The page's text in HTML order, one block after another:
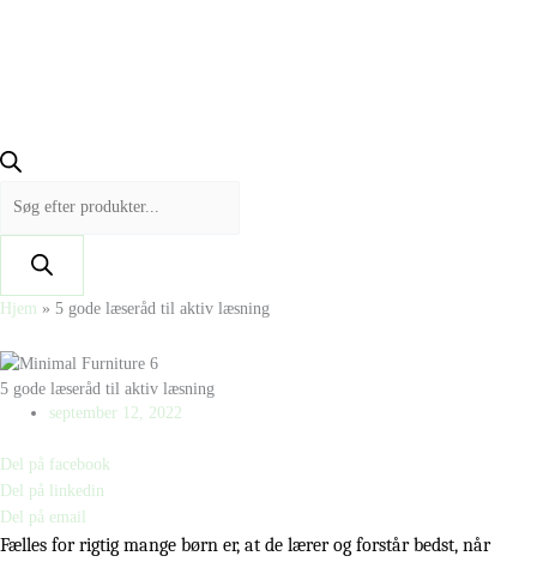
Hjem » 5 gode læseråd til aktiv læsning
5 gode læseråd til aktiv læsning
september 12, 2022
Del på facebook
Del på linkedin
Del på email
Fælles for rigtig mange børn er, at de lærer og forstår bedst, når